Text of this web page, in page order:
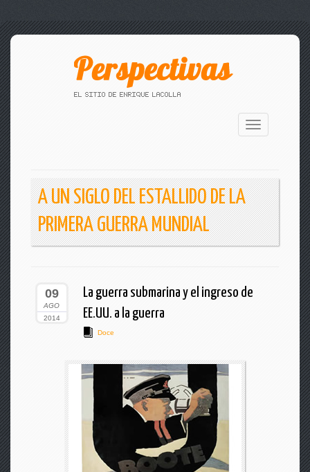
Toggle
navigation
A UN SIGLO DEL ESTALLIDO DE LA
PRIMERA GUERRA MUNDIAL
09
AGO
2014
La guerra submarina y el ingreso de
EE.UU. a la guerra
Doce